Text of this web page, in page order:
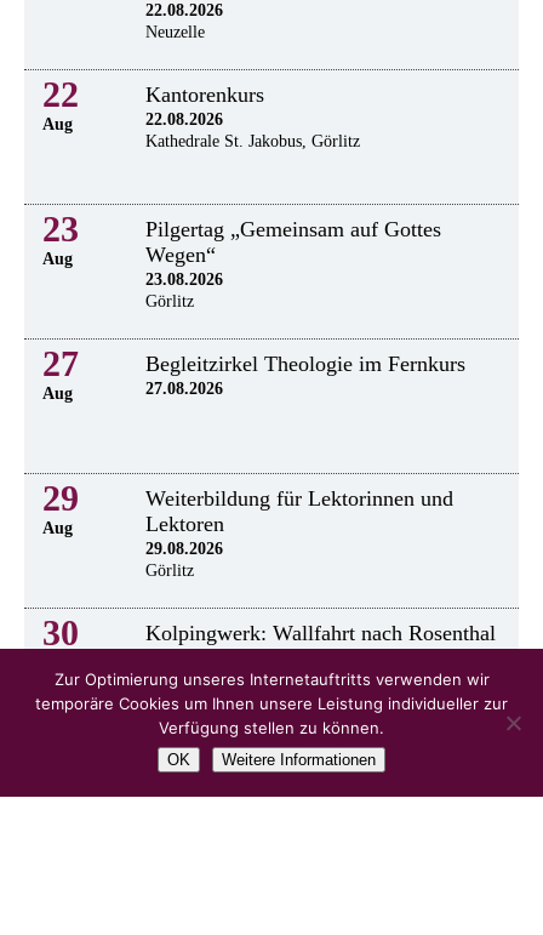
22.08.2026
Neuzelle
22
Aug
Kantorenkurs
22.08.2026
Kathedrale St. Jakobus, Görlitz
23
Aug
Pilgertag „Gemeinsam auf Gottes
Wegen“
23.08.2026
Görlitz
27
Aug
Begleitzirkel Theologie im Fernkurs
27.08.2026
29
Aug
Weiterbildung für Lektorinnen und
Lektoren
29.08.2026
Görlitz
30 Kolpingwerk: Wallfahrt nach Rosenthal
alle Veranstaltungen
Zur Optimierung unseres Internetauftritts verwenden wir
temporäre Cookies um Ihnen unsere Leistung individueller zur
Verfügung stellen zu können.
OK Weitere Informationen